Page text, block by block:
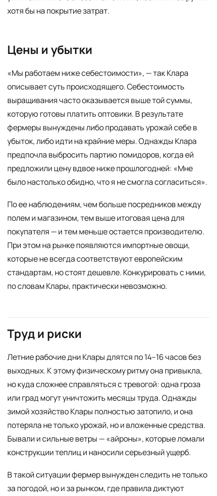
хотя бы на покрытие затрат.
Цены и убытки
«Мы работаем ниже себестоимости», — так Клара
описывает суть происходящего. Себестоимость
выращивания часто оказывается выше той суммы,
которую готовы платить оптовики. В результате
фермеры вынуждены либо продавать урожай себе в
убыток, либо идти на крайние меры. Однажды Клара
предпочла выбросить партию помидоров, когда ей
предложили цену вдвое ниже прошлогодней: «Мне
было настолько обидно, что я не смогла согласиться».
По ее наблюдениям, чем больше посредников между
полем и магазином, тем выше итоговая цена для
покупателя — и тем меньше остается производителю.
При этом на рынке появляются импортные овощи,
которые не всегда соответствуют европейским
стандартам, но стоят дешевле. Конкурировать с ними,
по словам Клары, практически невозможно.
Труд и риски
Летние рабочие дни Клары длятся по 14–16 часов без
выходных. К этому физическому ритму она привыкла,
но куда сложнее справляться с тревогой: одна гроза
или град могут уничтожить месяцы труда. Однажды
зимой хозяйство Клары полностью затопило, и она
потеряла не только урожай, но и вложенные средства.
Бывали и сильные ветры — «айроны», которые ломали
конструкции теплиц и наносили серьезный ущерб.
В такой ситуации фермер вынужден следить не только
за погодой, но и за рынком, где правила диктуют